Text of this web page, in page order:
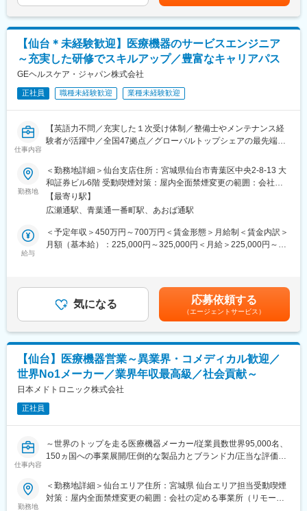
メージです。
■評価制度について：
評価は、営業目標の達成率と、定性目標の遂行状況の両面から実
施しています。定性目標の一部は個人ごとに設定することが可能
で、ご自身のキャリア志向や成長段階に応じた目標を設定できる
点も特徴です。
変更の範囲：会社の定める業務
ントと協力して、開業の支援をします。集患シュミレーションで
ある診療圏の分析、収益予測のノウハウがあり、付加価値の高い
提案型の営業を目指します。
《既設新規先》
すでに開業している医療機関等との取引を開拓します。リースや
分割払いでの取引を提案し、医療機器の円滑な導入や、省エネ設
備の導入など施設運営の効率化をサポートする等、幅広い提案に
より取引の獲得を目指します。
医療機器を中心に必需品を4～5年の期間でリース契約（貸出）を
行います。
取引先の医療機器メーカーや金融機関と連携し、医療機関向けの
リースサービスを提供しています。扱うリース商品は、医療機器
物件などです。
対して幅広く提案ができるため、当社で完結させることが可能で
す。
【研修体制】
配属店で2ヶ月の研修があり、リースや医療業界の基礎知識、OJT
での外訪・事務処理を習得いただきます。
【おすすめポイント】
■やりがい・貢献性◎
医療機関にとって、施設運営に関わる機器や物品などは金額が大
す。
社宅制度や各種手当、持株会、毎年3万円分ポイント付与（旅行等
に利用可）など、嬉しい福利厚生制度がございます。
記です。
【仙台＊未経験歓迎】医療機器のサービスエンジニア
～充実した研修でスキルアップ／豊富なキャリアパス
GEヘルスケア・ジャパン株式会社
正社員 職種未経験歓迎 業種未経験歓迎
仕事内容
【英語力不問／充実した１次受け体制／整備士やメンテナンス経
験者が活躍中／全国47拠点／グローバルトップシェアの最先端医
■業務内容：
医療画像診断装置（CT,MRI）、超音波診断装置や麻酔器
（LCS）、生体モニターを展開する同社のサービスステーション
の一員として、下記のような業務をお任せします。
・医療装置の保守 修理、点検等メンテナンス
・機器導入後の技術支援や購入前後のサポート
・技術的な問い合わせ対応
■就業環境：年間を通しての残業時間は平均して30～40時間とな
っており、夜間の対応につきましては月1, 2回のペースです。一次
対応はコールセンターが行い、現場での対応が必要な場合のみ、
を求められることはありません。
■サポート体制：不明な点は本部アプリケーションエンジニアおよ
びテクニカルサポートエンジニアがいるため、最初は専門的な知
識はそこまで持っていなくても大丈夫です。スキルを備えたあと
は土日（当番制）に呼び出しはありますが一次対応はコールセン
ターが行い、現場での対応が必要な場合のみ、出勤します。また
呼び出し手当、待機手当、時間外出勤手当などはしっかり完備さ
れております。
■研修制度：各営業所の先輩社員とOJT形式で半年～1年程度かけ
て育成を行います。過去にも未経験の方も多く入社していますの
■長期的な就業可能：現在は勤続年数20年と在籍している方も多
数おり年齢層も20歳～50歳とバランスよく活躍しています。自己
勤務地
＜勤務地詳細＞仙台支店住所：宮城県仙台市青葉区中央2-8-13 大
和証券ビル6階 受動喫煙対策：屋内全面禁煙変更の範囲：会社の
定める事業所（リモートワーク含む）
【最寄り駅】
広瀬通駅、青葉通一番町駅、あおば通駅
給与
＜予定年収＞450万円～700万円＜賃金形態＞月給制＜賃金内訳＞
月額（基本給）：225,000円～325,000円＜月給＞225,000円～
までも目安の金額であり、選考を通じて上下する可能性がありま
す。月給(月額)は固定手当を含めた表記です。賃金はあくまでも目
安の金額であり、選考を通じて上下する可能性があります。月給
(月額)は固定手当を含めた表記です。
気になる 応募依頼する
（エージェントサービス）
【仙台】医療機器営業～異業界・コメディカル歓迎／
世界No1メーカー／業界年収最高級／社会貢献～
日本メドトロニック株式会社
正社員
仕事内容
～世界のトップを走る医療機器メーカー/従業員数世界95,000名、
150ヵ国への事業展開/圧倒的な製品力とブランド力/正当な評価体
いう社会貢献度～
勤務地
＜勤務地詳細＞仙台エリア住所：宮城県 仙台エリア担当受動喫煙
対策：屋内全面禁煙変更の範囲：会社の定める事業所（リモート